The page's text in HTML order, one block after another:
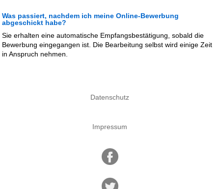
Was passiert, nachdem ich meine Online-Bewerbung
abgeschickt habe?
Sie erhalten eine automatische Empfangsbestätigung, sobald die
Bewerbung eingegangen ist. Die Bearbeitung selbst wird einige Zeit
in Anspruch nehmen.
Datenschutz
Impressum